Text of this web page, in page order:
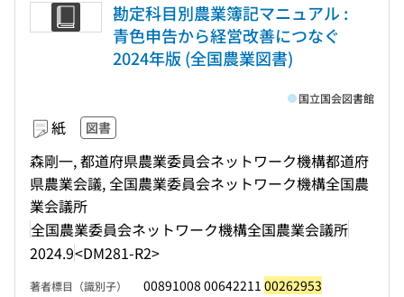
勘定科目別農業簿記マニュアル :
青色申告から経営改善につなぐ
2024年版 (全国農業図書)
紙 図書
森剛一, 都道府県農業委員会ネットワーク機構都道府
県農業会議, 全国農業委員会ネットワーク機構全国農
業会議所
全国農業委員会ネットワーク機構全国農業会議所
2024.9<DM281-R2>
国立国会図書館
著者標目（識別子） 00891008 00642211 00262953